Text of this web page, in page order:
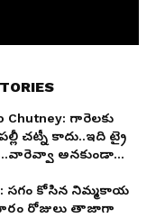
Chutney: గారెలకు
చట్నీ కాదు..ఇది ట్రై
అనకుండా
సగం కోసిన నిమ్మకాయ
రోజులు తాజాగా